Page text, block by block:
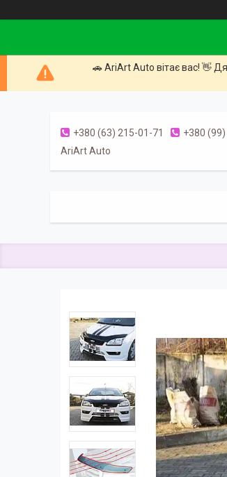
🚗 AriArt Auto вітає вас! 👋
+380 (63) 215-01-71
+380
AriArt Auto